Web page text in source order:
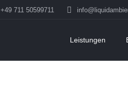
+49 711 50599711
Leistungen